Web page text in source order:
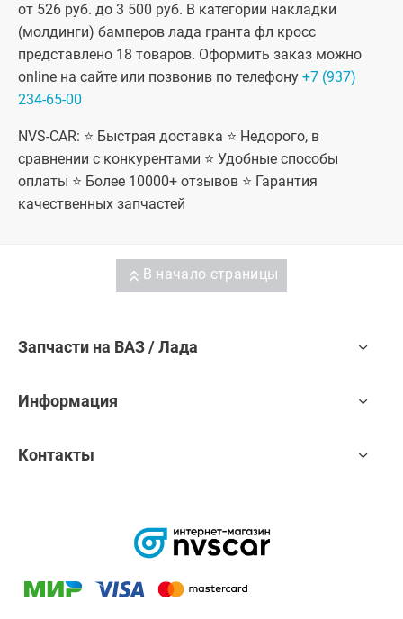
от 526 руб. до 3 500 руб. В категории накладки
(молдинги) бамперов лада гранта фл кросс
представлено 18 товаров. Оформить заказ можно
online на сайте или позвонив по телефону +7 (937)
234-65-00
NVS-CAR: ⭐ Быстрая доставка ⭐ Недорого, в
сравнении с конкурентами ⭐ Удобные способы
оплаты ⭐ Более 10000+ отзывов ⭐ Гарантия
качественных запчастей
В начало страницы
Запчасти на ВАЗ / Лада
Информация
Контакты